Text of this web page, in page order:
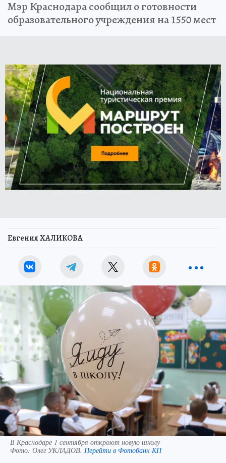
Мэр Краснодара сообщил о готовности
образовательного учреждения на 1550 мест
Евгения ХАЛИКОВА
В Краснодаре 1 сентября откроют новую школу
Фото: Олег УКЛАДОВ. Перейти в Фотобанк КП